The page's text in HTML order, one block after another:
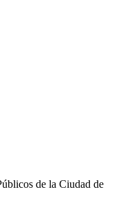
de la Ciudad de